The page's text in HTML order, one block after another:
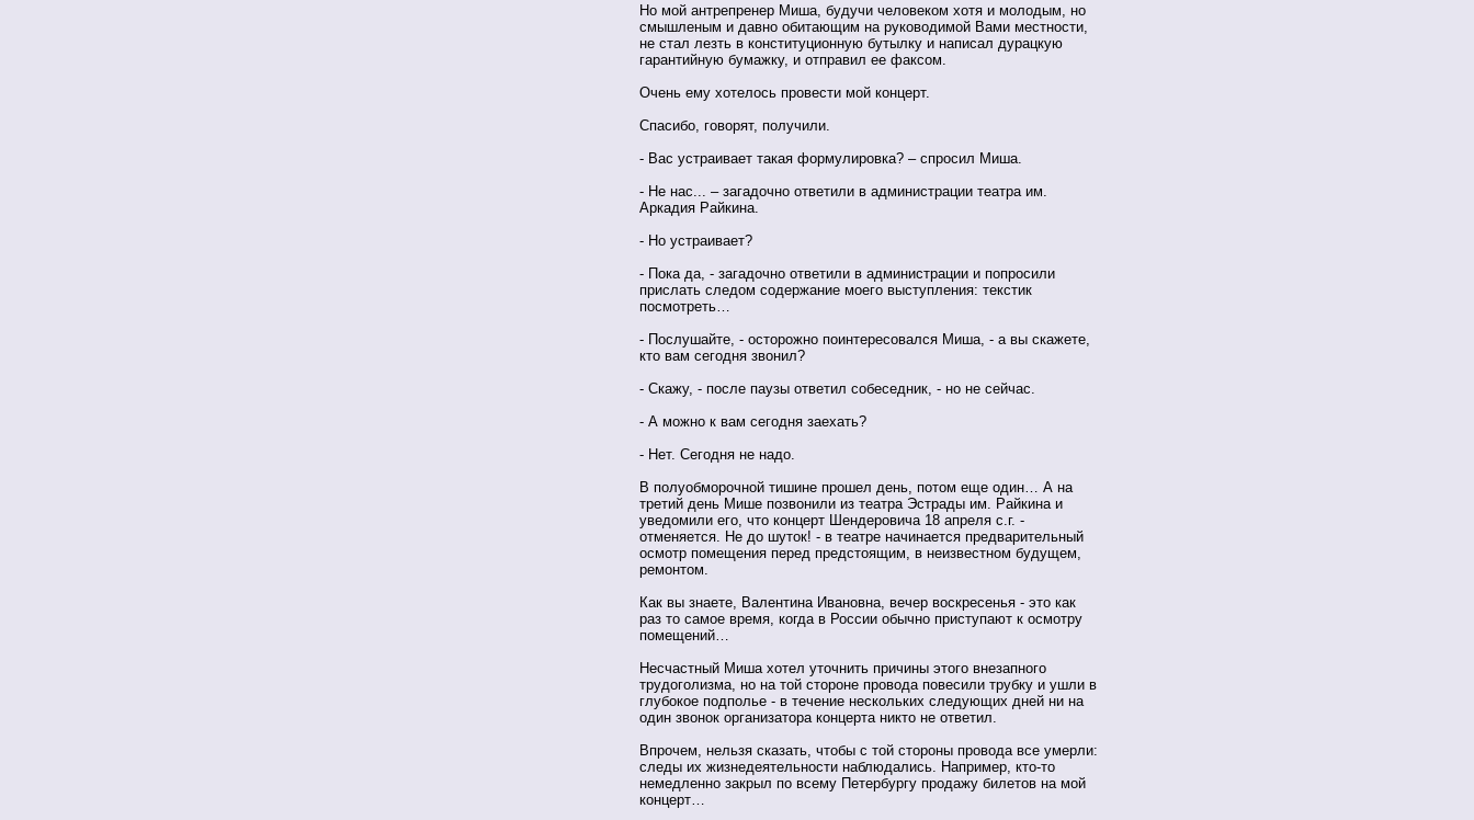
Но мой антрепренер Миша, будучи человеком хотя и молодым, но
смышленым и давно обитающим на руководимой Вами местности,
не стал лезть в конституционную бутылку и написал дурацкую
гарантийную бумажку, и отправил ее факсом.
Очень ему хотелось провести мой концерт.
Спасибо, говорят, получили.
- Вас устраивает такая формулировка? – спросил Миша.
- Не нас... – загадочно ответили в администрации театра им.
Аркадия Райкина.
- Но устраивает?
- Пока да, - загадочно ответили в администрации и попросили
прислать следом содержание моего выступления: текстик
посмотреть…
- Послушайте, - осторожно поинтересовался Миша, - а вы скажете,
кто вам сегодня звонил?
- Скажу, - после паузы ответил собеседник, - но не сейчас.
- А можно к вам сегодня заехать?
- Нет. Сегодня не надо.
В полуобморочной тишине прошел день, потом еще один… А на
третий день Мише позвонили из театра Эстрады им. Райкина и
уведомили его, что концерт Шендеровича 18 апреля с.г. -
отменяется. Не до шуток! - в театре начинается предварительный
осмотр помещения перед предстоящим, в неизвестном будущем,
ремонтом.
Как вы знаете, Валентина Ивановна, вечер воскресенья - это как
раз то самое время, когда в России обычно приступают к осмотру
помещений…
Несчастный Миша хотел уточнить причины этого внезапного
трудоголизма, но на той стороне провода повесили трубку и ушли в
глубокое подполье - в течение нескольких следующих дней ни на
один звонок организатора концерта никто не ответил.
Впрочем, нельзя сказать, чтобы с той стороны провода все умерли:
следы их жизнедеятельности наблюдались. Например, кто-то
немедленно закрыл по всему Петербургу продажу билетов на мой
концерт…